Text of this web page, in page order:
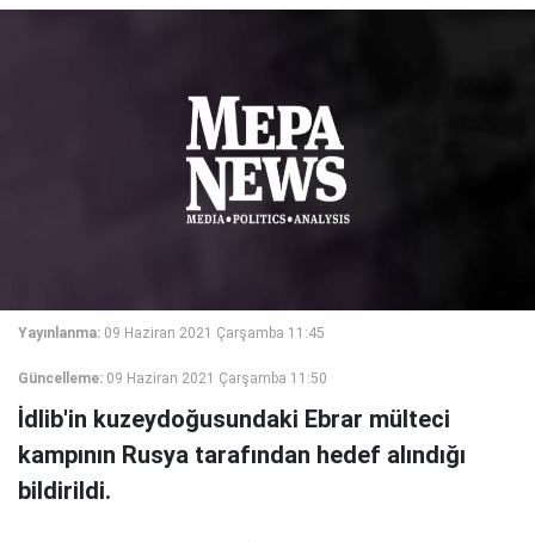
Yayınlanma: 09 Haziran 2021 Çarşamba 11:45
Güncelleme: 09 Haziran 2021 Çarşamba 11:50
İdlib'in kuzeydoğusundaki Ebrar mülteci
kampının Rusya tarafından hedef alındığı
bildirildi.